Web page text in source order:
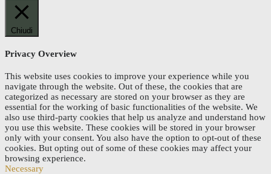
Chiudi
Privacy Overview
This website uses cookies to improve your experience while you
navigate through the website. Out of these, the cookies that are
categorized as necessary are stored on your browser as they are
essential for the working of basic functionalities of the website. We
also use third-party cookies that help us analyze and understand how
you use this website. These cookies will be stored in your browser
only with your consent. You also have the option to opt-out of these
cookies. But opting out of some of these cookies may affect your
browsing experience.
Necessary